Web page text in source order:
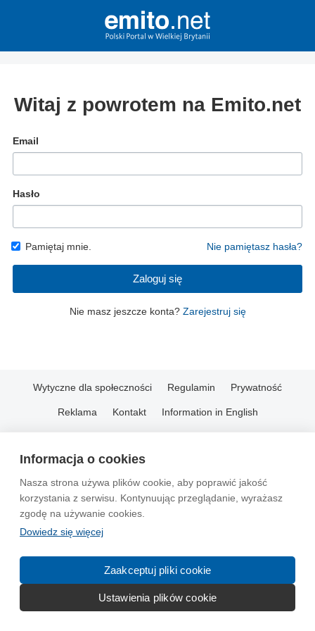
Informacja o cookies
Nasza strona używa plików cookie, aby poprawić jakość
korzystania z serwisu. Kontynuując przeglądanie, wyrażasz
zgodę na używanie cookies.
Dowiedz się więcej
Zaakceptuj pliki cookie
Ustawienia plików cookie
Witaj z powrotem na Emito.net
Email
Hasło
Pamiętaj mnie. Nie pamiętasz hasła?
Zaloguj się
Nie masz jeszcze konta? Zarejestruj się
Wytyczne dla społeczności Regulamin Prywatność
Reklama Kontakt Information in English